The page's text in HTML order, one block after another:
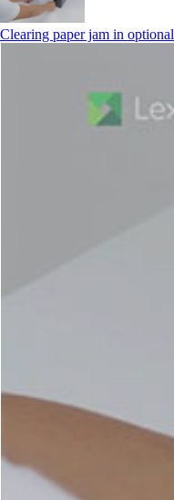
Clearing paper jam in